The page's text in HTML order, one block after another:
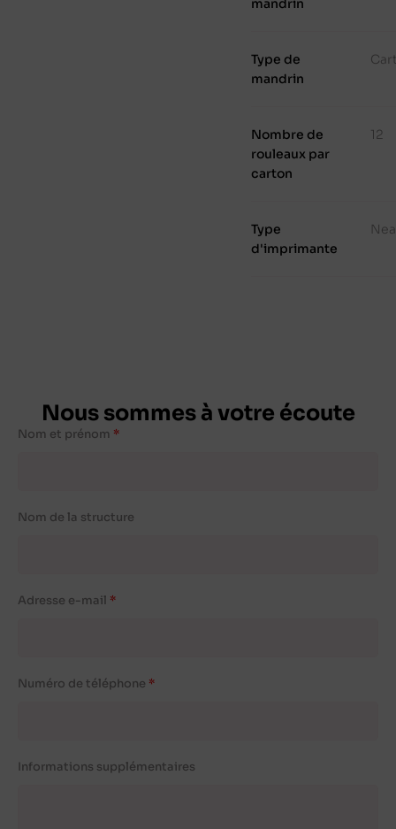
mandrin
Type de
mandrin
Nombre de
rouleaux par
carton
12
Type
d'imprimante
Nous sommes à votre écoute
Nom et prénom
Nom de la structure
Adresse e-mail
Numéro de téléphone
Informations supplémentaires